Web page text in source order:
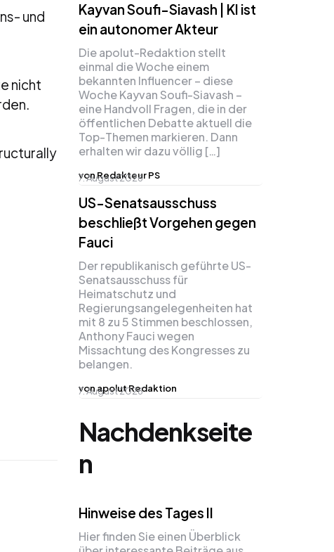
und
nicht
Kayvan Soufi-Siavash | KI ist
ein autonomer Akteur
7. August 2026
von Redakteur PS
Die apolut-Redaktion stellt
einmal die Woche einem
bekannten Influencer – diese
Woche Kayvan Soufi-Siavash –
eine Handvoll Fragen, die in der
öffentlichen Debatte aktuell die
Top-Themen markieren. Dann
erhalten wir dazu völlig […]
US-Senatsausschuss
beschließt Vorgehen gegen
Fauci
7. August 2026
von apolut Redaktion
Der republikanisch geführte US-
Senatsausschuss für
Heimatschutz und
Regierungsangelegenheiten hat
mit 8 zu 5 Stimmen beschlossen,
Anthony Fauci wegen
Missachtung des Kongresses zu
belangen.
Nachdenkseite
n
Hinweise des Tages II
Hier finden Sie einen Überblick